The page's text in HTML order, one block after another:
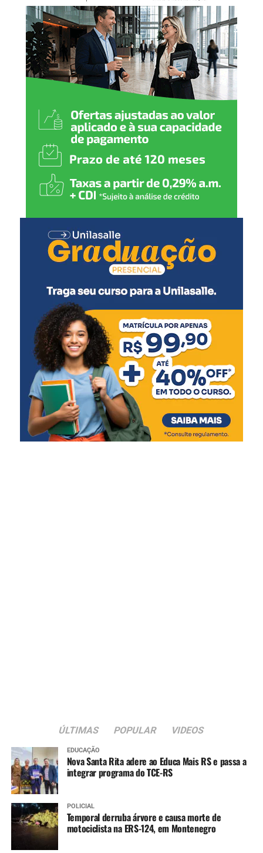
ÚLTIMAS POPULAR VIDEOS
EDUCAÇÃO
Nova Santa Rita adere ao Educa Mais RS e passa a
integrar programa do TCE-RS
POLICIAL
Temporal derruba árvore e causa morte de
motociclista na ERS-124, em Montenegro